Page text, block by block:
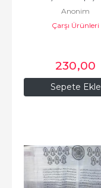
Sepete Ekle
Anonim
Çarşı Ürünleri
230,00